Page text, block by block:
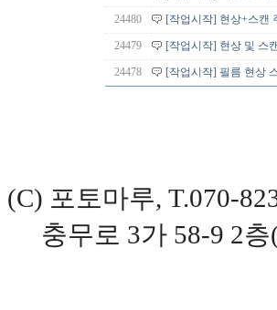
24480 [작업시작] 현상+스캔
24479 [작업시작] 현상 및 스
24478 [작업시작] 필름 현상
(C) 포토마루, T.070-
충무로 3가 58-9 2